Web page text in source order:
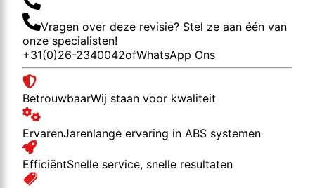
Vragen over deze revisie? Stel ze aan één van
onze specialisten!
+31(0)26-2340042ofWhatsApp Ons
BetrouwbaarWij staan voor kwaliteit
ErvarenJarenlange ervaring in ABS systemen
EfficiëntSnelle service, snelle resultaten